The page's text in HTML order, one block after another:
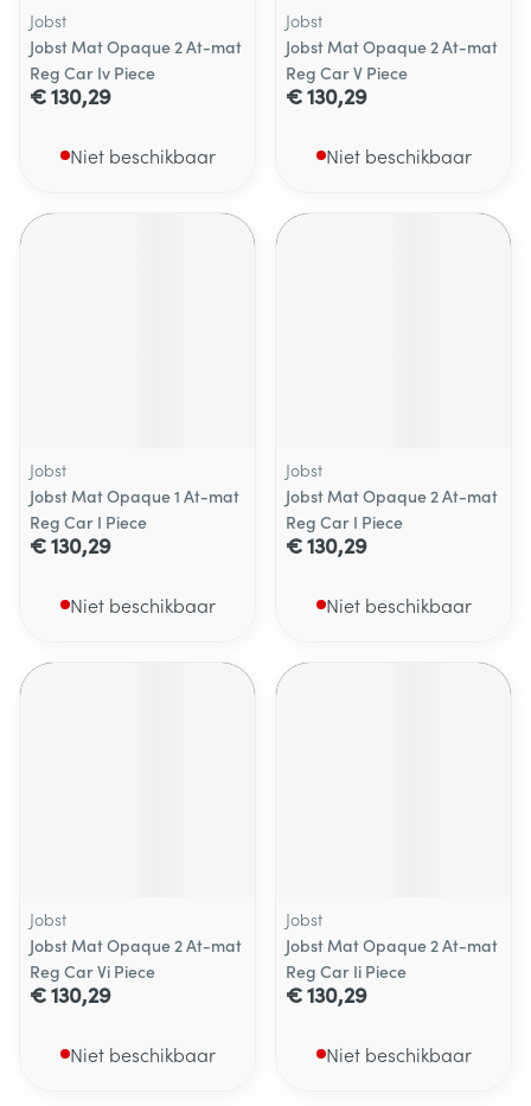
Jobst
Jobst Mat Opaque 2 At-mat
Reg Car Iv Piece
€ 130,29
Niet beschikbaar
Jobst
Jobst Mat Opaque 2 At-mat
Reg Car V Piece
€ 130,29
Niet beschikbaar
Jobst
Jobst Mat Opaque 1 At-mat
Reg Car I Piece
€ 130,29
Niet beschikbaar
Jobst
Jobst Mat Opaque 2 At-mat
Reg Car I Piece
€ 130,29
Niet beschikbaar
Jobst
Jobst Mat Opaque 2 At-mat
Reg Car Vi Piece
€ 130,29
Niet beschikbaar
Jobst
Jobst Mat Opaque 2 At-mat
Reg Car Ii Piece
€ 130,29
Niet beschikbaar